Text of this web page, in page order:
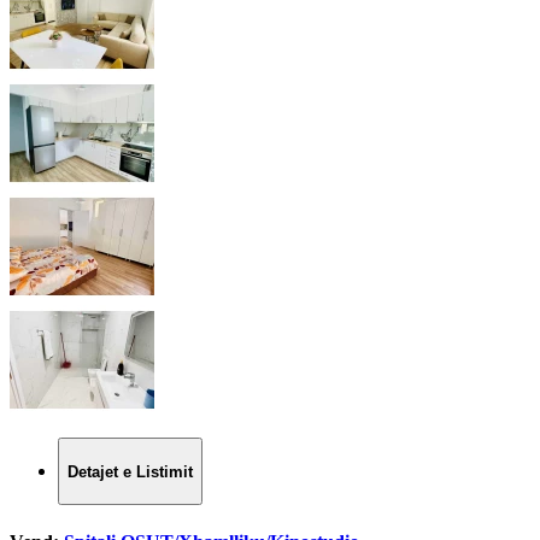
Detajet e Listimit